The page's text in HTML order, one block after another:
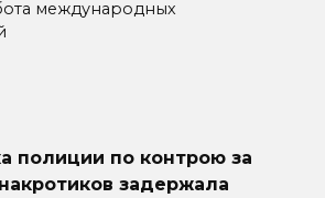
международных
полиции по контрою за
задержала